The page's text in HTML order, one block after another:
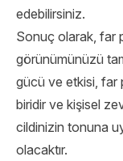
edebilirsiniz.
Sonuç olarak, far
görünümünüzü
gücü ve etkisi, far
biridir ve kişisel
cildinizin tonuna
olacaktır.